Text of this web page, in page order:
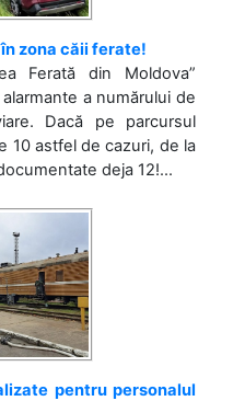
zona căii ferate!
Ferată din Moldova”
a numărului de
Dacă pe parcursul
10 astfel de cazuri, de la
deja 12!...
pentru personalul